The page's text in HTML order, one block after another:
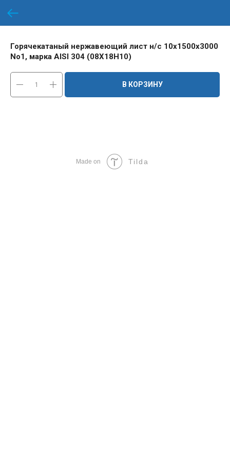
Горячекатаный нержавеющий лист н/с 10х1500х3000
No1, марка AISI 304 (08Х18Н10)
В КОРЗИНУ
Made on Tilda